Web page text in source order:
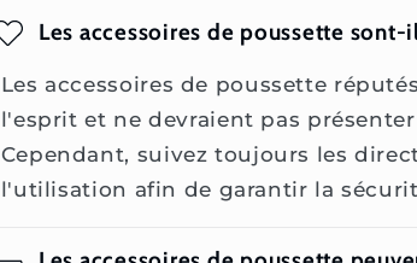
Les accessoires de poussette
Les accessoires de poussette
l'esprit et ne devraient pas
Cependant, suivez toujours les
l'utilisation afin de garantir la